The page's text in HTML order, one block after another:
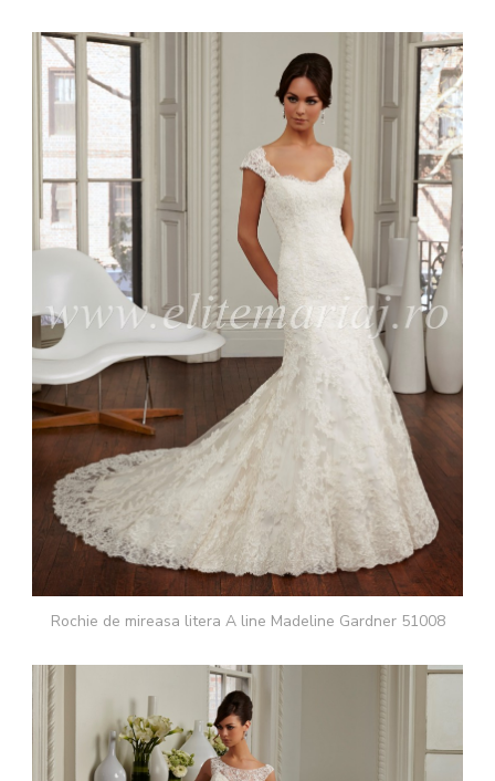
Rochie de mireasa litera A line Madeline Gardner 51008